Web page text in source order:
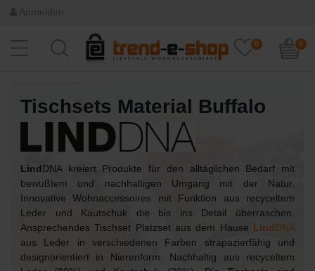
0 0
Tischsets Material Buffalo
LindDNA kreiert Produkte für den alltäglichen Bedarf mit
bewußtem und nachhaltigen Umgang mit der Natur.
Innovative Wohnaccessoires mit Funktion aus recyceltem
Leder und Kautschuk die bis ins Detail überraschen.
Ansprechendes Tischset Platzset aus dem Hause LindDNA
aus Leder in verschiedenen Farben strapazierfähig und
designorientiert in Nierenform. Nachhaltig aus recyceltem